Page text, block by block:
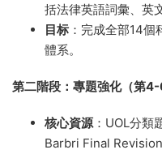
括法律英語詞彙、英
目标 ：完成全部14
體系。
第二階段：專題強化（第4-
核心資源 ：UOL分
Barbri Final